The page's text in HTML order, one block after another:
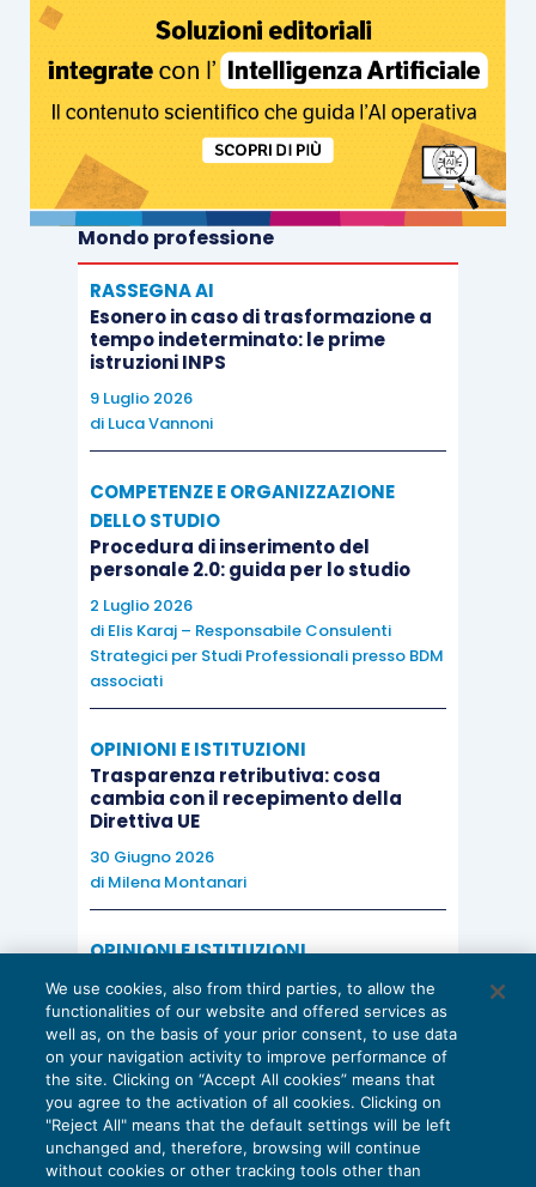
Mondo professione
RASSEGNA AI
Esonero in caso di trasformazione a
tempo indeterminato: le prime
istruzioni INPS
9 Luglio 2026
di Luca Vannoni
COMPETENZE E ORGANIZZAZIONE
DELLO STUDIO
Procedura di inserimento del
personale 2.0: guida per lo studio
2 Luglio 2026
di Elis Karaj – Responsabile Consulenti
Strategici per Studi Professionali presso BDM
associati
OPINIONI E ISTITUZIONI
Trasparenza retributiva: cosa
cambia con il recepimento della
Direttiva UE
30 Giugno 2026
di Milena Montanari
OPINIONI E ISTITUZIONI
Valorizzare il potenziale dello Studio:
una riflessione sul futuro della
consulenza del lavoro
15 Giugno 2026
di Milena Montanari
We use cookies, also from third parties, to allow the
functionalities of our website and offered services as
well as, on the basis of your prior consent, to use data
on your navigation activity to improve performance of
the site. Clicking on “Accept All cookies” means that
you agree to the activation of all cookies. Clicking on
"Reject All" means that the default settings will be left
unchanged and, therefore, browsing will continue
without cookies or other tracking tools other than